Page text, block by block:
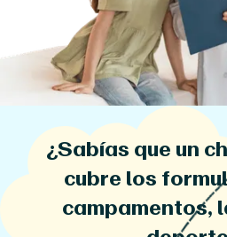
¿Sabías que un
cubre los
campamentos,